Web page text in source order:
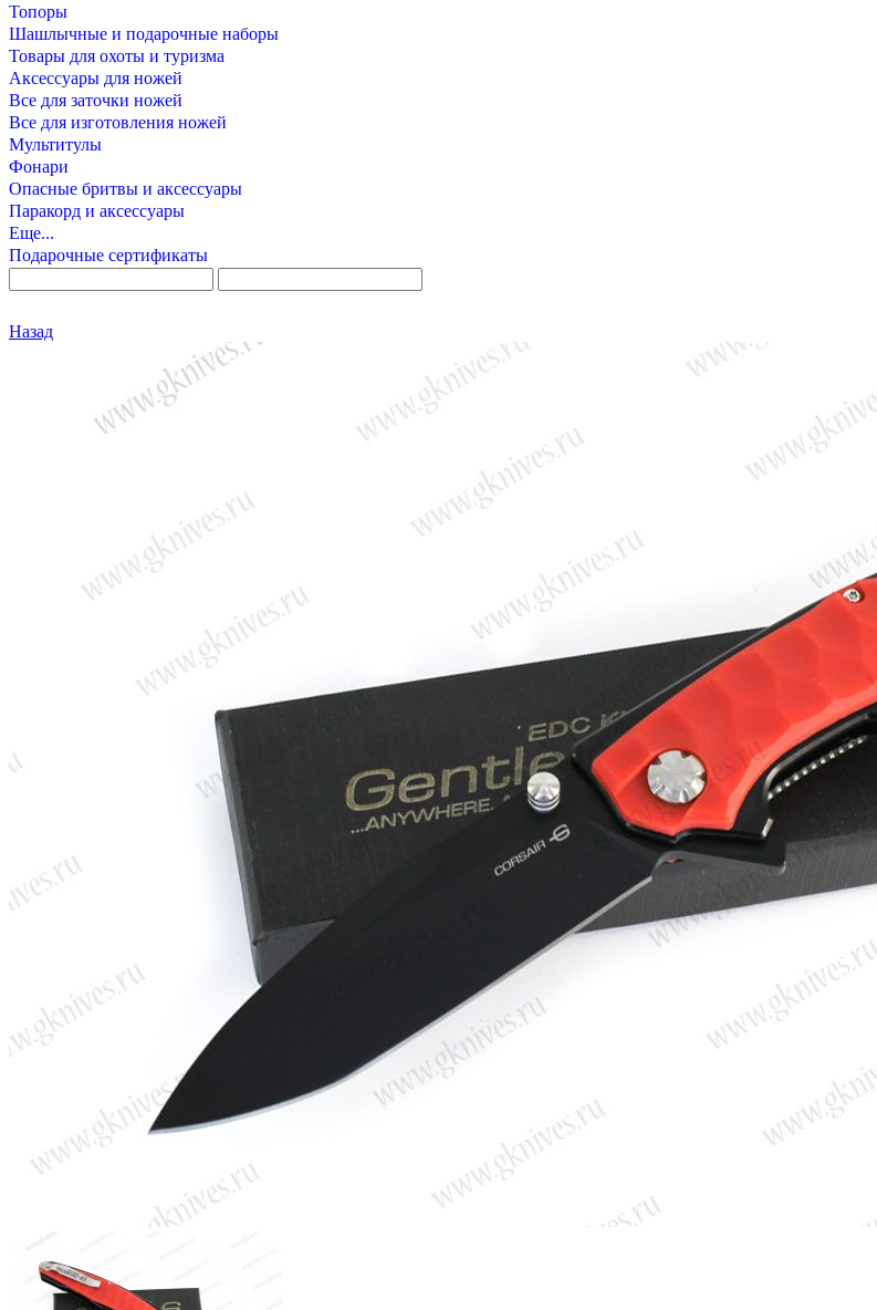
Топоры
Шашлычные и подарочные наборы
Товары для охоты и туризма
Аксессуары для ножей
Все для заточки ножей
Все для изготовления ножей
Мультитулы
Фонари
Опасные бритвы и аксессуары
Паракорд и аксессуары
Еще...
Подарочные сертификаты
Назад